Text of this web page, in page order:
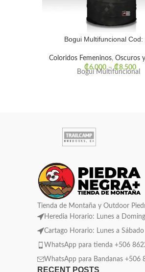
Bogui Multifuncional Cod:
Coloridos Femeninos, Oscuros
₡6.000–₡8.500
Bogui Multifuncional
Tienda de Montaña y Outdoor
Heredia Horario: Lunes a
Cartago Horario: Lunes a
WhatsApp para tienda +506
WhatsApp para Bandanas +506
RECENT POSTS